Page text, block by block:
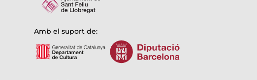
Amb el suport de: